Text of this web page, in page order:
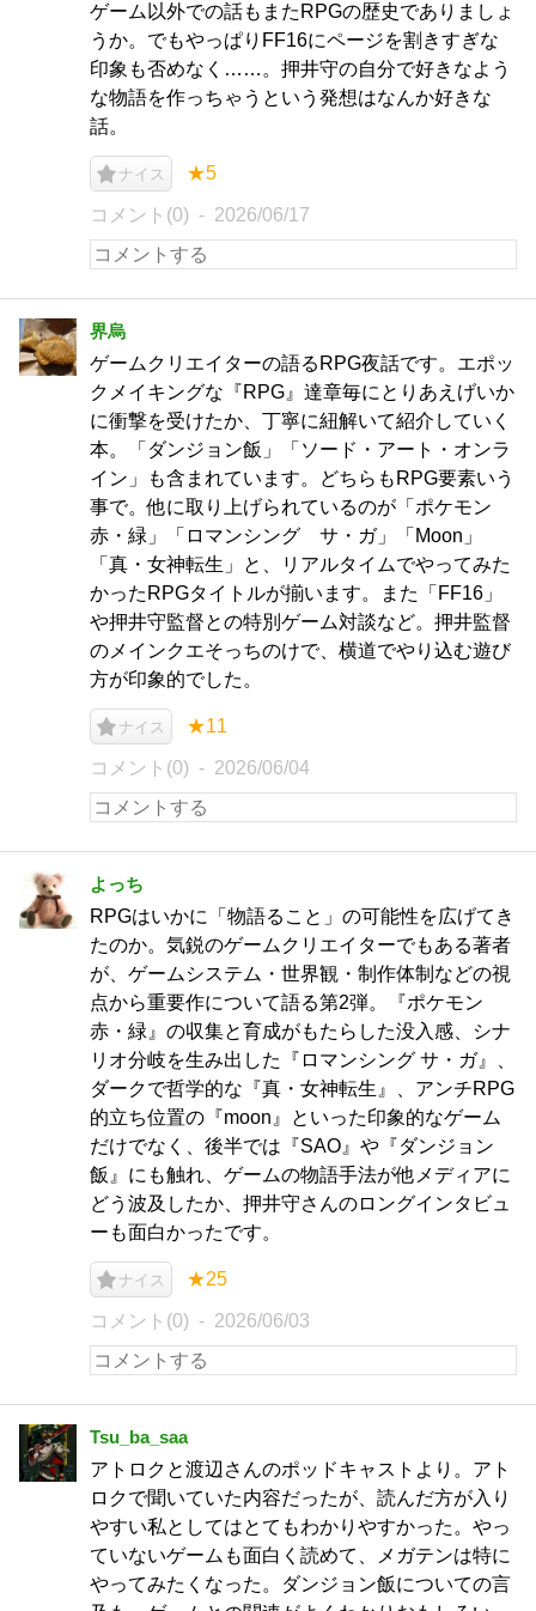
ゲーム以外での話もまたRPGの歴史でありましょ
うか。でもやっぱりFF16にページを割きすぎな
印象も否めなく……。押井守の自分で好きなよう
な物語を作っちゃうという発想はなんか好きな
話。
ナイス ★5
コメント(0) 2026/06/17
界烏
ゲームクリエイターの語るRPG夜話です。エポッ
クメイキングな『RPG』達章毎にとりあえげいか
に衝撃を受けたか、丁寧に紐解いて紹介していく
本。「ダンジョン飯」「ソード・アート・オンラ
イン」も含まれています。どちらもRPG要素いう
事で。他に取り上げられているのが「ポケモン
赤・緑」「ロマンシング サ・ガ」「Moon」
「真・女神転生」と、リアルタイムでやってみた
かったRPGタイトルが揃います。また「FF16」
や押井守監督との特別ゲーム対談など。押井監督
のメインクエそっちのけで、横道でやり込む遊び
方が印象的でした。
ナイス ★11
コメント(0) 2026/06/04
よっち
RPGはいかに「物語ること」の可能性を広げてき
たのか。気鋭のゲームクリエイターでもある著者
が、ゲームシステム・世界観・制作体制などの視
点から重要作について語る第2弾。『ポケモン
赤・緑』の収集と育成がもたらした没入感、シナ
リオ分岐を生み出した『ロマンシング サ・ガ』、
ダークで哲学的な『真・女神転生』、アンチRPG
的立ち位置の『moon』といった印象的なゲーム
だけでなく、後半では『SAO』や『ダンジョン
飯』にも触れ、ゲームの物語手法が他メディアに
どう波及したか、押井守さんのロングインタビュ
ーも面白かったです。
ナイス ★25
コメント(0) 2026/06/03
Tsu_ba_saa
アトロクと渡辺さんのポッドキャストより。アト
ロクで聞いていた内容だったが、読んだ方が入り
やすい私としてはとてもわかりやすかった。やっ
ていないゲームも面白く読めて、メガテンは特に
やってみたくなった。ダンジョン飯についての言